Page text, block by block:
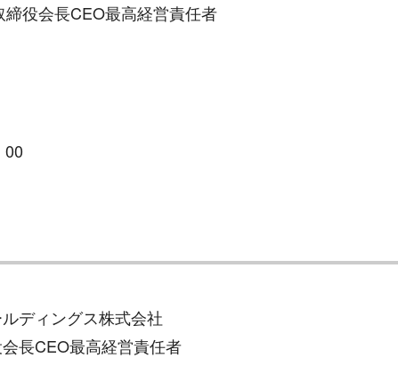
役会長CEO最高経営責任者
00
ディングス株式会社
長CEO最高経営責任者